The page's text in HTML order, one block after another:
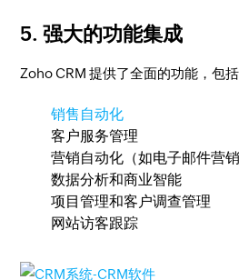
5.强大的功能集成
Zoho CRM 提供了全面的功能，包括
销售自动化
客户服务管理
营销自动化（如电子邮件营
数据分析和商业智能
项目管理和客户调查管理
网站访客跟踪